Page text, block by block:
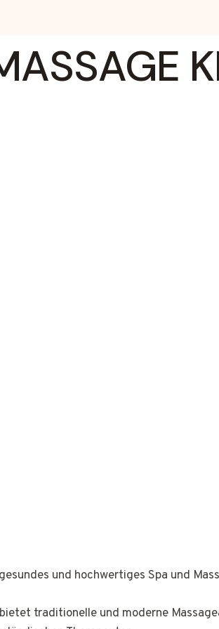
und hochwertiges Spa und
traditionelle und moderne